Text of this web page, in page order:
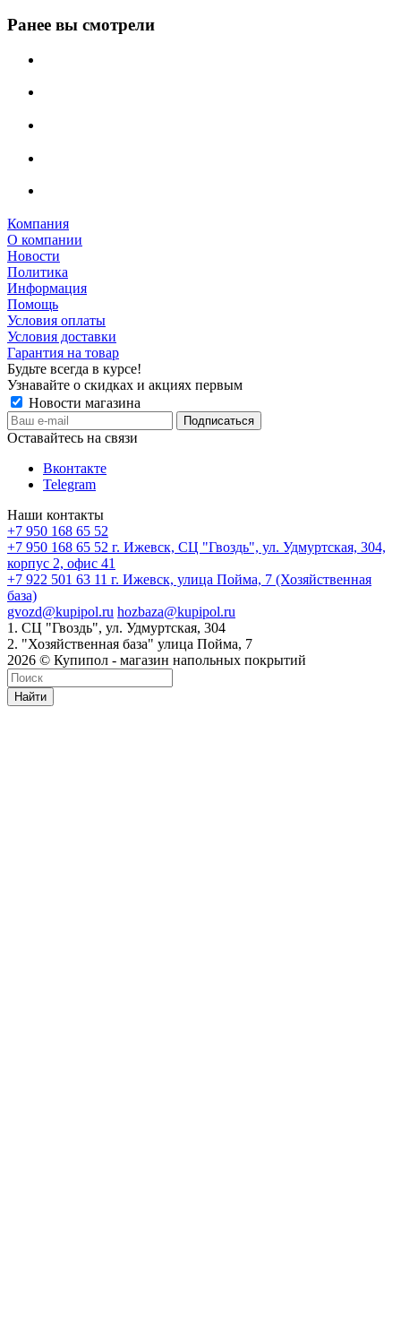
Ранее вы смотрели
Компания
О компании
Новости
Политика
Информация
Помощь
Условия оплаты
Условия доставки
Гарантия на товар
Будьте всегда в курсе!
Узнавайте о скидках и акциях первым
Новости магазина
Оставайтесь на связи
Вконтакте
Telegram
Наши контакты
+7 950 168 65 52
+7 950 168 65 52 г. Ижевск, СЦ "Гвоздь", ул. Удмуртская, 304,
корпус 2, офис 41
+7 922 501 63 11 г. Ижевск, улица Пойма, 7 (Хозяйственная
база)
gvozd@kupipol.ru hozbaza@kupipol.ru
1. СЦ "Гвоздь", ул. Удмуртская, 304
2. "Хозяйственная база" улица Пойма, 7
2026 © Купипол - магазин напольных покрытий
Найти